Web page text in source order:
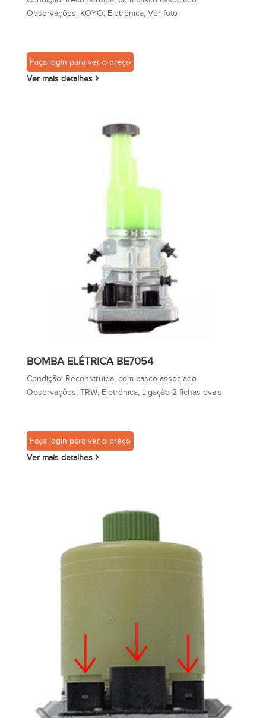
Observações: KOYO, Eletrónica, Ver foto
Faça login para ver o preço
Ver mais detalhes
BOMBA ELÉTRICA BE7054
Condição: Reconstruída, com casco associado
Observações: TRW, Eletrónica, Ligação 2 fichas ovais
Faça login para ver o preço
Ver mais detalhes